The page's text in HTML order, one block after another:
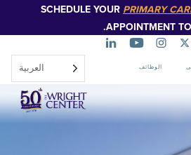
الرئيسي
SCHEDULE YOUR
العربية‏